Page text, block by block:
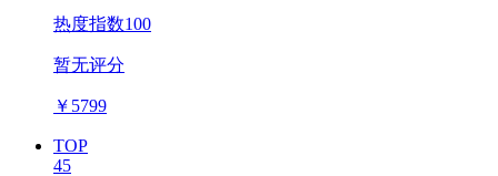
热度指数100
暂无评分
￥ 5799
TOP
45